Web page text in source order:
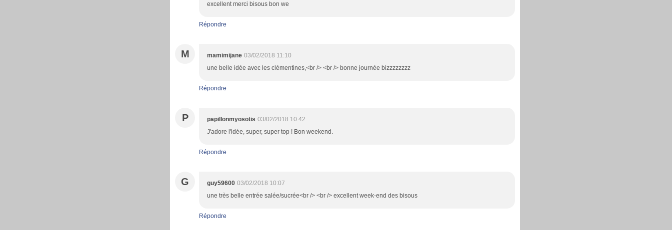
excellent merci bisous bon we
Répondre
M mamimijane 03/02/2018 11:10
une belle idée avec les clémentines,<br /> <br /> bonne journée bizzzzzzzz
Répondre
P papillonmyosotis 03/02/2018 10:42
J'adore l'idée, super, super top ! Bon weekend.
Répondre
G guy59600 03/02/2018 10:07
une très belle entrée salée/sucrée<br /> <br /> excellent week-end des bisous
Répondre